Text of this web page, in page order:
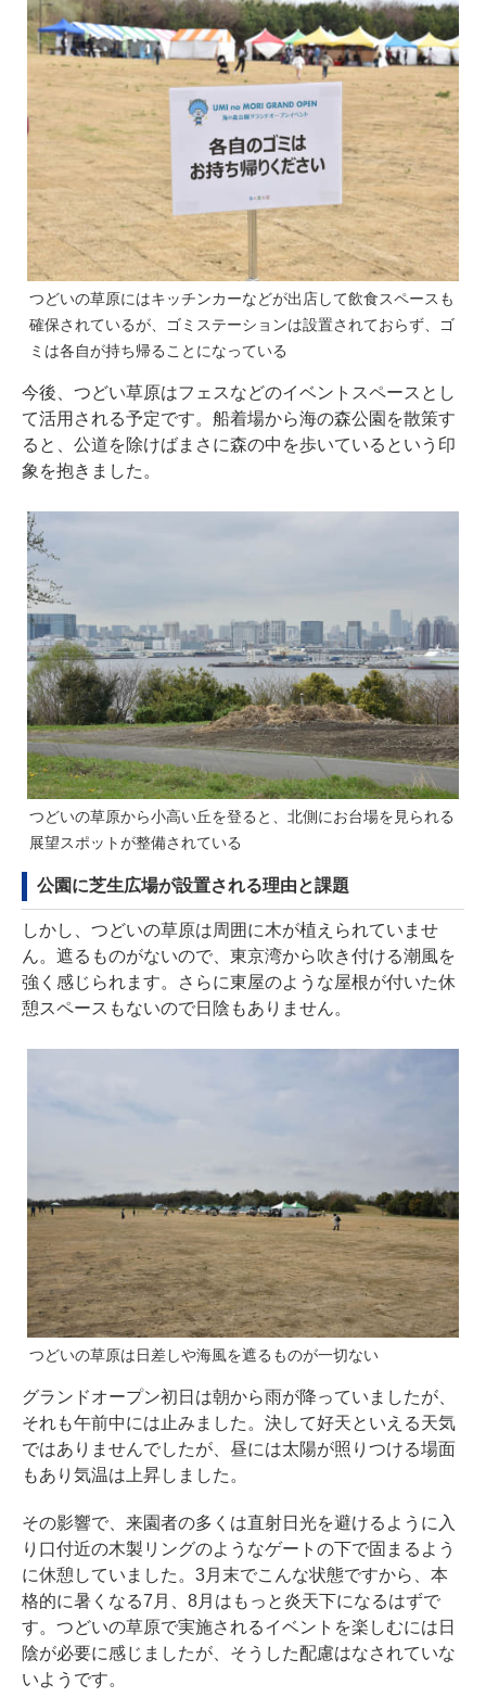
つどいの草原にはキッチンカーなどが出店して飲食スペースも
確保されているが、ゴミステーションは設置されておらず、ゴ
ミは各自が持ち帰ることになっている
今後、つどい草原はフェスなどのイベントスペースとし
て活用される予定です。船着場から海の森公園を散策す
ると、公道を除けばまさに森の中を歩いているという印
象を抱きました。
つどいの草原から小高い丘を登ると、北側にお台場を見られる
展望スポットが整備されている
公園に芝生広場が設置される理由と課題
しかし、つどいの草原は周囲に木が植えられていませ
ん。遮るものがないので、東京湾から吹き付ける潮風を
強く感じられます。さらに東屋のような屋根が付いた休
憩スペースもないので日陰もありません。
つどいの草原は日差しや海風を遮るものが一切ない
グランドオープン初日は朝から雨が降っていましたが、
それも午前中には止みました。決して好天といえる天気
ではありませんでしたが、昼には太陽が照りつける場面
もあり気温は上昇しました。
その影響で、来園者の多くは直射日光を避けるように入
り口付近の木製リングのようなゲートの下で固まるよう
に休憩していました。3月末でこんな状態ですから、本
格的に暑くなる7月、8月はもっと炎天下になるはずで
す。つどいの草原で実施されるイベントを楽しむには日
陰が必要に感じましたが、そうした配慮はなされていな
いようです。